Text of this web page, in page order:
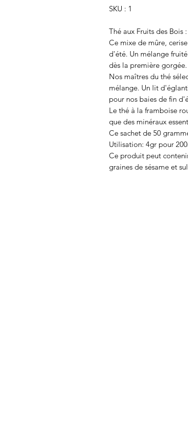
SKU : 1
Thé aux Fruits des Bois :
Ce mixe de mûre,
d'été. Un mélange
dès la première gorgée.
Nos maîtres du thé
mélange. Un lit
pour nos baies de fin
Le thé à la framboise
que des minéraux
Ce sachet de 50
Utilisation: 4gr pour
Ce produit peut
graines de sésame et